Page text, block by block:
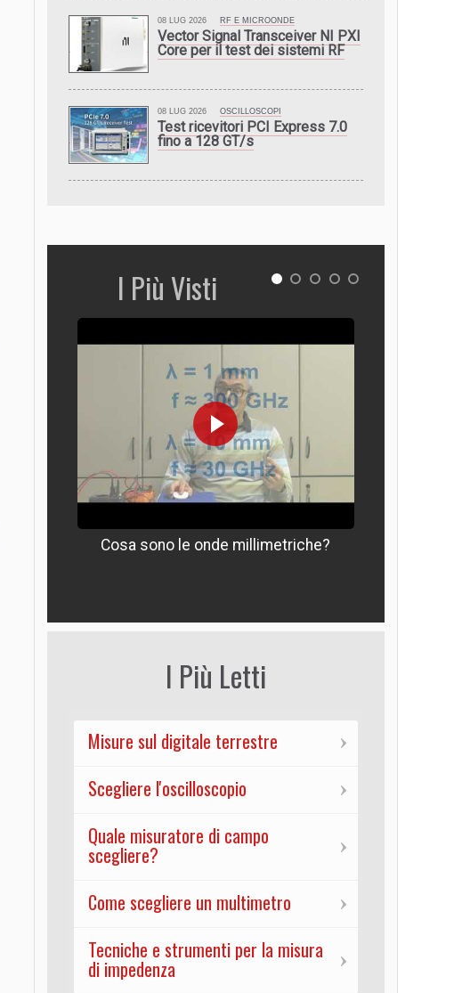
08 LUG 2026 RF E MICROONDE
Vector Signal Transceiver NI PXI
Core per il test dei sistemi RF
08 LUG 2026 OSCILLOSCOPI
Test ricevitori PCI Express 7.0
fino a 128 GT/s
I Più Visti
Cosa sono le onde millimetriche?
I Più Letti
Misure sul digitale terrestre
Scegliere l'oscilloscopio
Quale misuratore di campo
scegliere?
Come scegliere un multimetro
Tecniche e strumenti per la misura
di impedenza